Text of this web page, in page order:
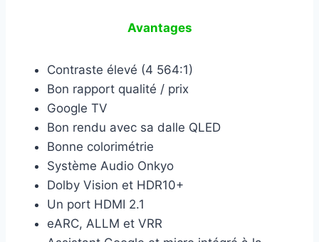
Avantages
Contraste élevé (4 564:1)
Bon rapport qualité / prix
Google TV
Bon rendu avec sa dalle QLED
Bonne colorimétrie
Système Audio Onkyo
Dolby Vision et HDR10+
Un port HDMI 2.1
eARC, ALLM et VRR